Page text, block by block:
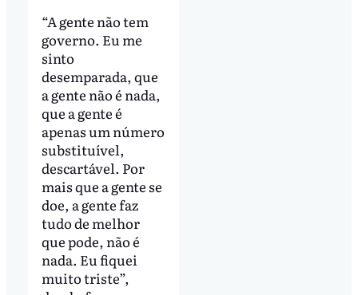
“A gente não tem
governo. Eu me
sinto
desemparada, que
a gente não é nada,
que a gente é
apenas um número
substituível,
descartável. Por
mais que a gente se
doe, a gente faz
tudo de melhor
que pode, não é
nada. Eu fiquei
muito triste”,